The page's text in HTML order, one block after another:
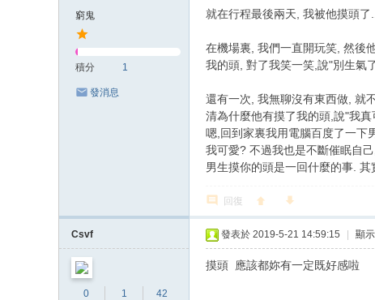
窮鬼
積分 1
發消息
就在行程最後兩天, 我被他摸頭了
在機場裏, 我們一直開玩笑, 然後
我的頭, 對了我笑一笑,說"別生氣
還有一次, 我無聊沒有東西做, 就
清為什麼他有摸了我的頭,說"我
嗯,回到家裏我用電腦百度了一下
我可愛? 不過我也是不斷催眠自
男生摸你的頭是一回什麼的事.
回復
Csvf
0
1
42
發表於 2019-5-21 14:59:15 顯
摸頭 應該都妳有一定既好感啦